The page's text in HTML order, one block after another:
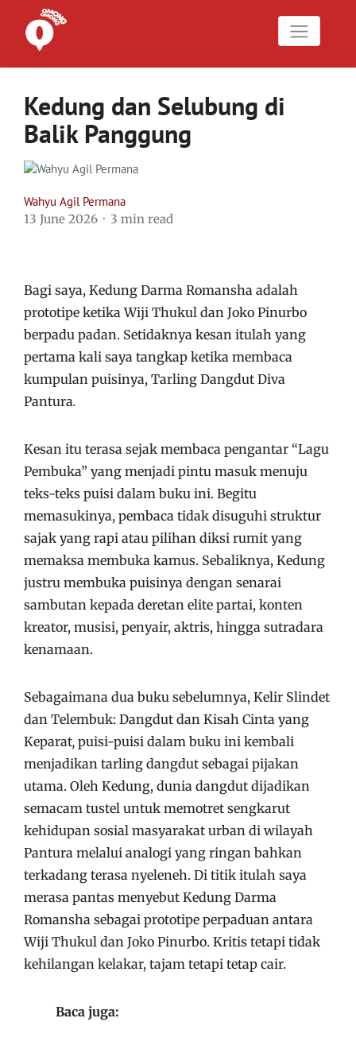
Kedung dan Selubung di
Balik Panggung
Wahyu Agil Permana
13 June 2026
3 min read
Bagi saya, Kedung Darma Romansha adalah
prototipe ketika Wiji Thukul dan Joko Pinurbo
berpadu padan. Setidaknya kesan itulah yang
pertama kali saya tangkap ketika membaca
kumpulan puisinya, Tarling Dangdut Diva
Pantura.
Kesan itu terasa sejak membaca pengantar “Lagu
Pembuka” yang menjadi pintu masuk menuju
teks-teks puisi dalam buku ini. Begitu
memasukinya, pembaca tidak disuguhi struktur
sajak yang rapi atau pilihan diksi rumit yang
memaksa membuka kamus. Sebaliknya, Kedung
justru membuka puisinya dengan senarai
sambutan kepada deretan elite partai, konten
kreator, musisi, penyair, aktris, hingga sutradara
kenamaan.
Sebagaimana dua buku sebelumnya, Kelir Slindet
dan Telembuk: Dangdut dan Kisah Cinta yang
Keparat, puisi-puisi dalam buku ini kembali
menjadikan tarling dangdut sebagai pijakan
utama. Oleh Kedung, dunia dangdut dijadikan
semacam tustel untuk memotret sengkarut
kehidupan sosial masyarakat urban di wilayah
Pantura melalui analogi yang ringan bahkan
terkadang terasa nyeleneh. Di titik itulah saya
merasa pantas menyebut Kedung Darma
Romansha sebagai prototipe perpaduan antara
Wiji Thukul dan Joko Pinurbo. Kritis tetapi tidak
kehilangan kelakar, tajam tetapi tetap cair.
Baca juga: